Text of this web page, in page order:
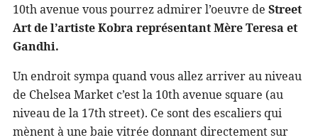
10th avenue vous pourrez admirer l’oeuvre de Street
Art de l’artiste Kobra représentant Mère Teresa et
Gandhi.
Un endroit sympa quand vous allez arriver au niveau
de Chelsea Market c’est la 10th avenue square (au
niveau de la 17th street). Ce sont des escaliers qui
mènent à une baie vitrée donnant directement sur